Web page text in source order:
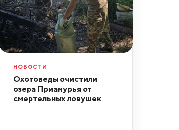
НОВОСТИ
Охотоведы очистили
озера Приамурья от
смертельных ловушек